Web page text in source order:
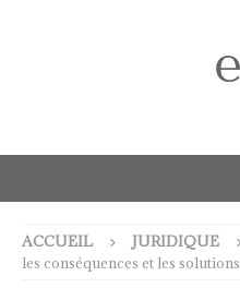
ACCUEIL JURIDIQUE
les conséquences et les solutions